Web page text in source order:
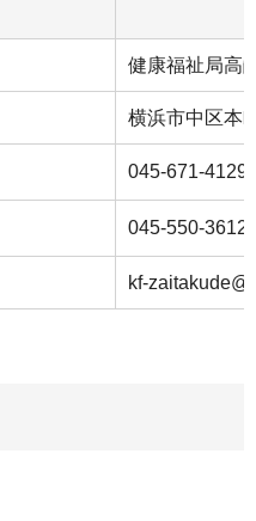
健康福祉局高
横浜市中区本
045-671-4129
045-550-3612
kf-